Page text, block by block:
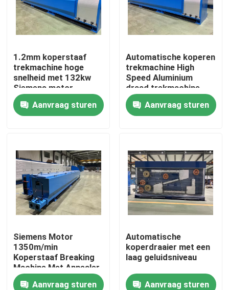
Thuis
Producten
Video's
Over ons
Fabriekstocht
Kwaliteitscontrole
1.2mm koperstaaf
trekmachine hoge
snelheid met 132kw
Siemens motor
Aanvraag sturen
Automatische koperen
trekmachine High
Speed Aluminium
draad trekmachine
Aanvraag sturen
Siemens Motor
1350m/min
Koperstaaf Breaking
Machine Met Annealer
Aanvraag sturen
Automatische
koperdraaier met een
laag geluidsniveau
Aanvraag sturen